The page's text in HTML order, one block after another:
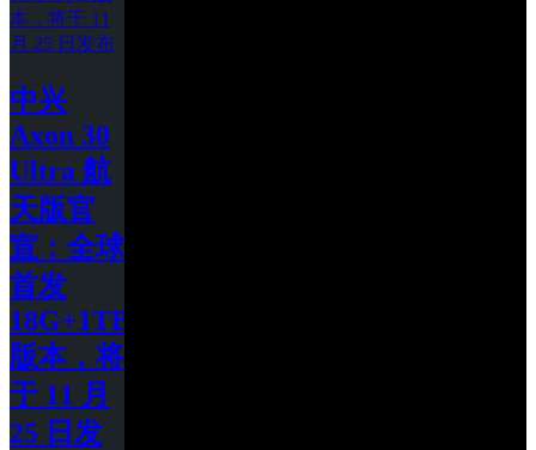
中兴
Axon 30
Ultra 航
天版官
宣：全球
首发
18G+1TB
版本，将
于 11 月
25 日发